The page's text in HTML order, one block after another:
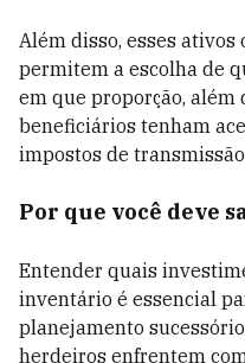
Além disso, esses
permitem a escolha de
em que proporção, além
beneficiários tenham
impostos de
Por que você deve
Entender quais
inventário é essencial
planejamento
herdeiros enfrentem